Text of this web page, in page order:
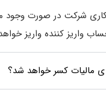
شرکت در صورت
واریز کننده واریز
ی مالیات کسر خواهد شد؟